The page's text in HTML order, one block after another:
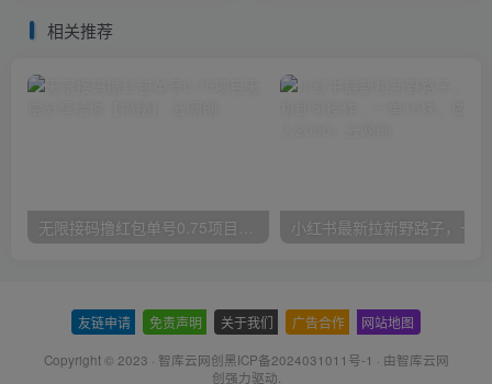
相关推荐
无限接码撸红包单号0.75项目无偿分享给你【揭秘】
友链申请 免责声明 关于我们 广告合作 网站地图
Copyright © 2023 · 智库云网创黑ICP备2024031011号-1 · 由智库云网
创强力驱动.